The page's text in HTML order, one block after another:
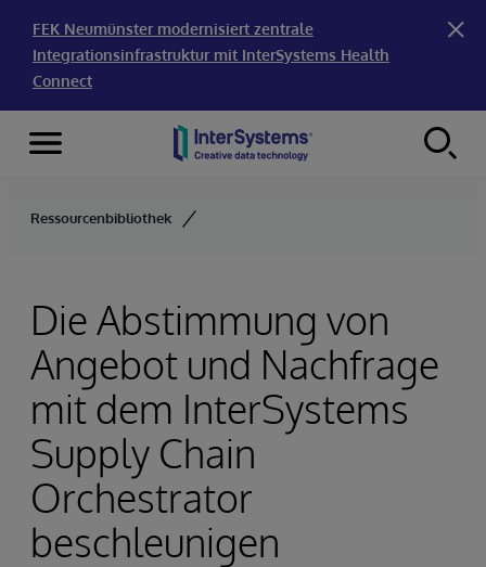
FEK Neumünster modernisiert zentrale
Integrationsinfrastruktur mit InterSystems Health
Connect
Skip to content
Menu
Ressourcenbibliothek
Die Abstimmung von
Angebot und Nachfrage
mit dem InterSystems
Supply Chain
Orchestrator
beschleunigen